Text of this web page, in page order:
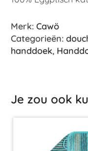
Merk:Cawö
Categorieën:
handdoek,
Je zou ook